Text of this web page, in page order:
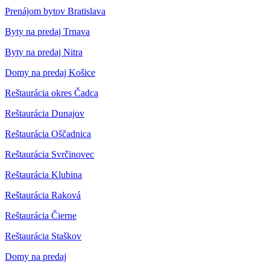
Prenájom bytov Bratislava
Byty na predaj Trnava
Byty na predaj Nitra
Domy na predaj Košice
Reštaurácia okres Čadca
Reštaurácia Dunajov
Reštaurácia Oščadnica
Reštaurácia Svrčinovec
Reštaurácia Klubina
Reštaurácia Raková
Reštaurácia Čierne
Reštaurácia Staškov
Domy na predaj